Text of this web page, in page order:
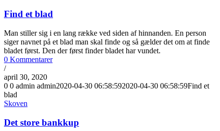
Find et blad
Man stiller sig i en lang række ved siden af hinnanden. En person
siger navnet på et blad man skal finde og så gælder det om at finde
bladet først. Den der først finder bladet har vundet.
0 Kommentarer
/
april 30, 2020
0 0 admin admin2020-04-30 06:58:592020-04-30 06:58:59Find et
blad
Skoven
Det store bankkup